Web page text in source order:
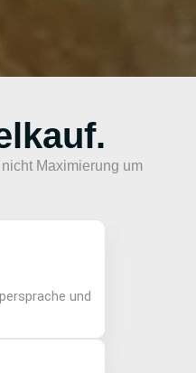
Maximierung um
und